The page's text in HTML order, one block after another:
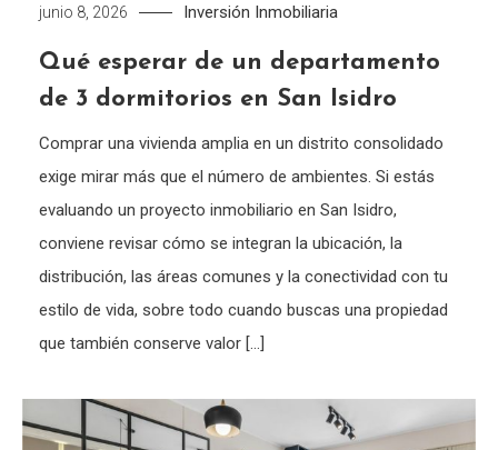
junio 8, 2026 Inversión Inmobiliaria
Qué esperar de un departamento
de 3 dormitorios en San Isidro
Comprar una vivienda amplia en un distrito consolidado
exige mirar más que el número de ambientes. Si estás
evaluando un proyecto inmobiliario en San Isidro,
conviene revisar cómo se integran la ubicación, la
distribución, las áreas comunes y la conectividad con tu
estilo de vida, sobre todo cuando buscas una propiedad
que también conserve valor […]